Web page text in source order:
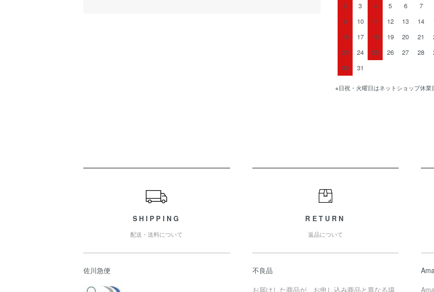
2 3 4 5 6
7
9
10 11 12 13 14
16
17 18 19 20 21
23
24 25 26 27 28
30
31
※日祝・火曜日はネットショップ休業
SHIPPING
配送・送料について
佐川急便
RETURN
返品について
不良品
お届けした商品が、お申し込み商品と異なる場